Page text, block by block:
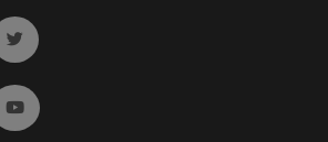
Ir a twitter (abre en ventana nueva)
Ir a YouTube (abre en ventana nueva)